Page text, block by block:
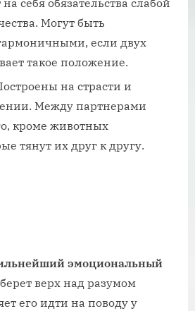
Могут быть
если двух
такое положение.
на страсти и
Между партнерами
кроме животных
тянут их друг к другу.
эмоциональный
верх над разумом
его идти на поводу у